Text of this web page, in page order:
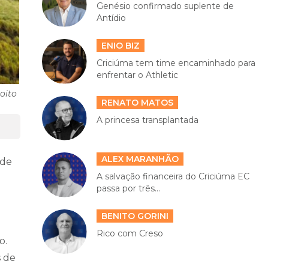
de
Genésio confirmado suplente de
Antídio
ENIO BIZ
Criciúma tem time encaminhado para
enfrentar o Athletic
RENATO MATOS
A princesa transplantada
ALEX MARANHÃO
A salvação financeira do Criciúma EC
passa por três...
BENITO GORINI
Rico com Creso